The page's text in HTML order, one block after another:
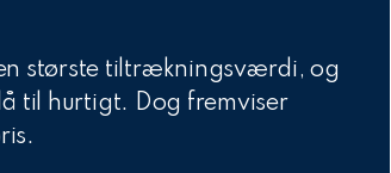
største tiltrækningsværdi, og
til hurtigt. Dog fremviser